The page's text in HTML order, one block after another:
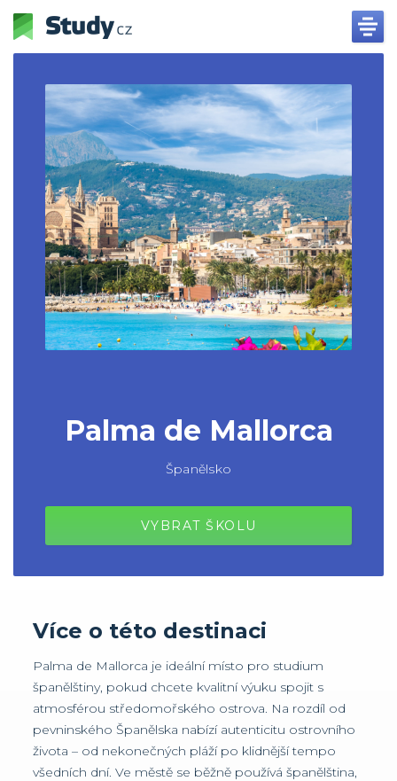
Palma de Mallorca
Španělsko
VYBRAT ŠKOLU
Více o této destinaci
Palma de Mallorca je ideální místo pro studium
španělštiny, pokud chcete kvalitní výuku spojit s
atmosférou středomořského ostrova. Na rozdíl od
pevninského Španělska nabízí autenticitu ostrovního
života – od nekonečných pláží po klidnější tempo
všedních dní. Ve městě se běžně používá španělština,